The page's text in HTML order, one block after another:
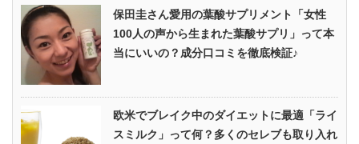
保田圭さん愛用の葉酸サプリメント「女性
100人の声から生まれた葉酸サプリ」って本
当にいいの？成分口コミを徹底検証♪
欧米でブレイク中のダイエットに最適「ライ
スミルク」って何？多くのセレブも取り入れ